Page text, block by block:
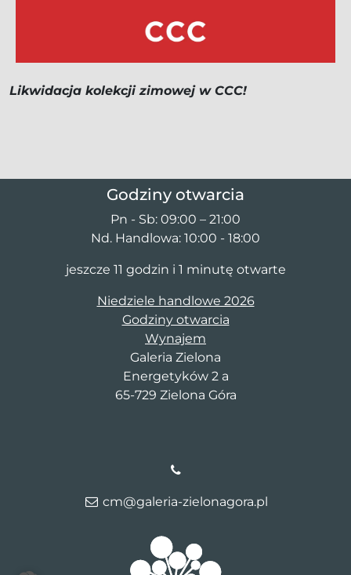
Likwidacja kolekcji zimowej w CCC!
Godziny otwarcia
Pn - Sb: 09:00 – 21:00
Nd. Handlowa: 10:00 - 18:00
jeszcze 11 godzin i 1 minutę otwarte
Niedziele handlowe 2026
Godziny otwarcia
Wynajem
Galeria Zielona
Energetyków 2 a
65-729 Zielona Góra
cm@galeria-zielonagora.pl